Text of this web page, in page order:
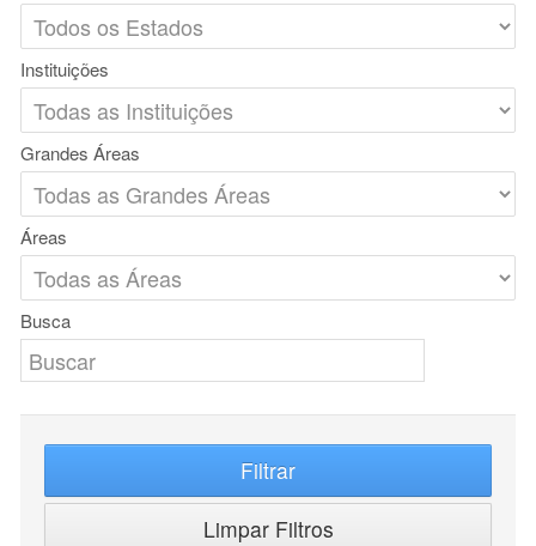
Instituições
Grandes Áreas
Áreas
Busca
Filtrar
Limpar Filtros